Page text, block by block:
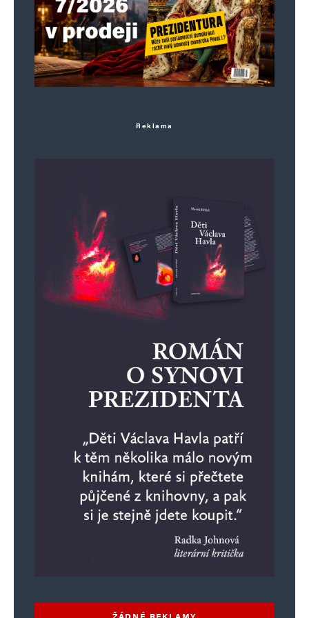
když tam začínal, tak tam v tom regionu žilo
cca 6Mio místních … po tom jak tam dorazily
ty korporace s jejich léky a neziskovky
s jejich programy se prudce snížila úmrtnost
malých dětí, takže přežily do dospělosti…
těch 11Mio původních obyvatel (co jsou tam
„navíc“) nemá co žrát… kdyby se na to
všichni vykašlali, a nechali je přirozeně žít
a umírat, tak je to v pohodě…
Je mi to líto… ale největší ekologický
některých místech je dnes těch lidí prostě
No a jdou tam kde mají pocit že by se mohli
uživit… a tím se stane přelidněným další
místo že… ono totiž to pole toho žrádla
nedává tolik kolik toho ty lidi sežerou – vono
to pole má své hranice možností…
Ale zkuste to vysvětlit lidem co mají
především „levicové“ smýšlení…
Reklama